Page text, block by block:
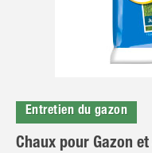
Entretien du gazon
Chaux pour Gazon